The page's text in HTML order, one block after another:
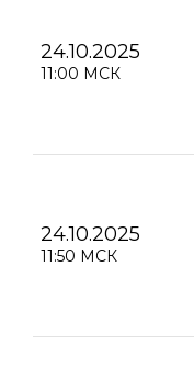
24.10.2025
11:00 МСК
24.10.2025
11:50 МСК